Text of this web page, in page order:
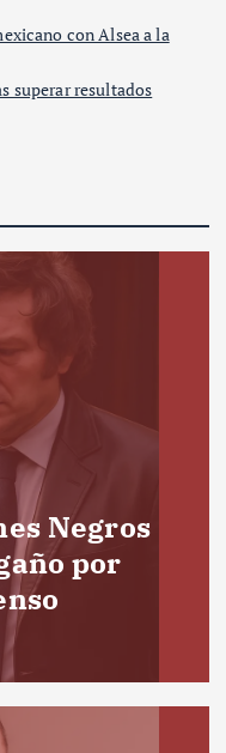
con Alsea a la
superar resultados
Negros
por